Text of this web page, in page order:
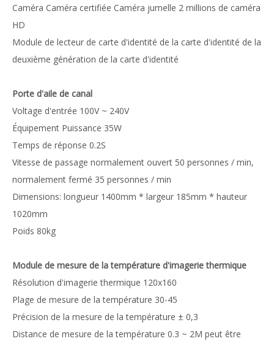
Caméra Caméra certifiée Caméra jumelle 2 millions de caméra
HD
Module de lecteur de carte d'identité de la carte d'identité de la
deuxième génération de la carte d'identité
Porte d'aile de canal
Voltage d'entrée 100V ~ 240V
Équipement Puissance 35W
Temps de réponse 0.2S
Vitesse de passage normalement ouvert 50 personnes / min,
normalement fermé 35 personnes / min
Dimensions: longueur 1400mm * largeur 185mm * hauteur
1020mm
Poids 80kg
Module de mesure de la température d'imagerie thermique
Résolution d'imagerie thermique 120x160
Plage de mesure de la température 30-45
Précision de la mesure de la température ± 0,3
Distance de mesure de la température 0.3 ~ 2M peut être